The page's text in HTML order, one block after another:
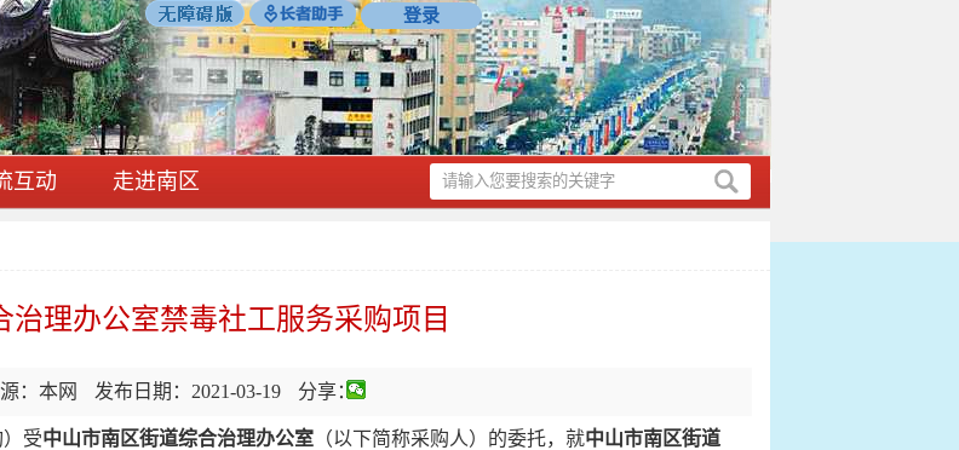
登录
互动 走进南区
治理办公室禁毒社工服务采购项目
：本网 发布日期：2021-03-19 分享：
受中山市南区街道综合治理办公室 （以下简称采购人）的委托，就中山市南区街道